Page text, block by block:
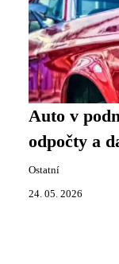
Auto v
odpočty a
Ostatní
24. 05. 2026